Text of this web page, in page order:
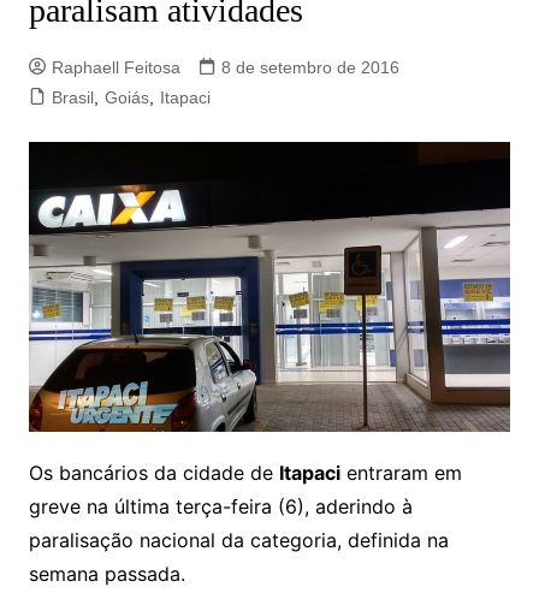
paralisam atividades
Raphaell Feitosa
8 de setembro de 2016
Brasil, Goiás, Itapaci
Os bancários da cidade de Itapacientraram em
greve na última terça-feira (6), aderindo à
paralisação nacional da categoria, definida na
semana passada.